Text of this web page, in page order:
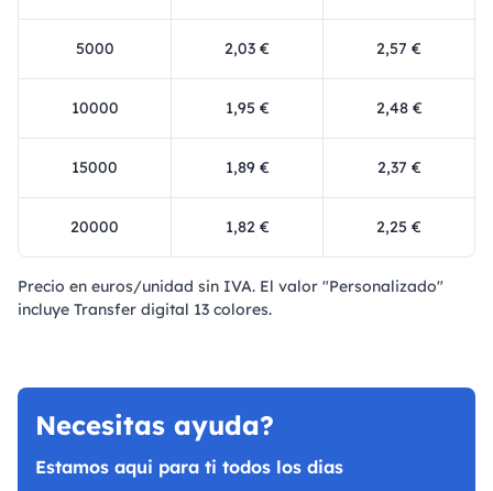
5000 2,03 € 2,57 €
10000 1,95 € 2,48 €
15000 1,89 € 2,37 €
20000 1,82 € 2,25 €
Precio en euros/unidad sin IVA. El valor "Personalizado"
incluye Transfer digital 13 colores.
Necesitas ayuda?
Estamos aqui para ti todos los dias